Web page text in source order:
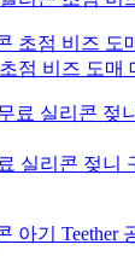
점 비즈 도매
실리콘 젖니